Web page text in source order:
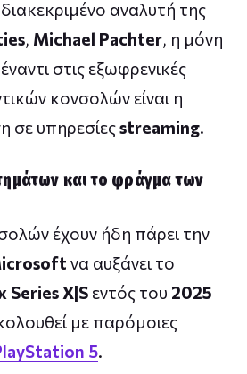
αναλυτή της
, Michael Pachter, η μόνη
στις εξωφρενικές
κονσολών είναι η
σε υπηρεσίεςstreaming.
και το φράγμα των
έχουν ήδη πάρει την
να αυξάνει το
Series X|S εντός του 2025
με παρόμοιες
5.